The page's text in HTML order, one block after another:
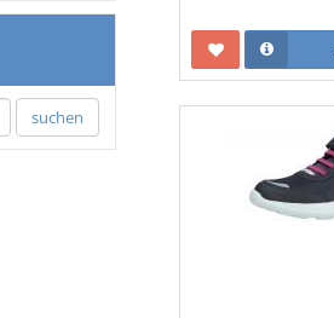
suchen